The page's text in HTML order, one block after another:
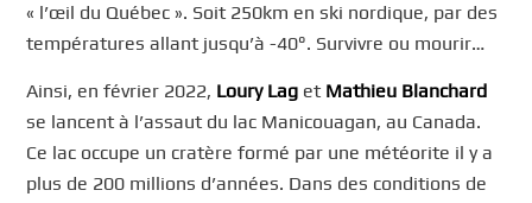
« l’œil du Québec ». Soit 250km en ski nordique, par des
températures allant jusqu’à -40°. Survivre ou mourir…
Ainsi, en février 2022, Loury Lag et Mathieu Blanchard
se lancent à l’assaut du lac Manicouagan, au Canada.
Ce lac occupe un cratère formé par une météorite il y a
plus de 200 millions d’années. Dans des conditions de